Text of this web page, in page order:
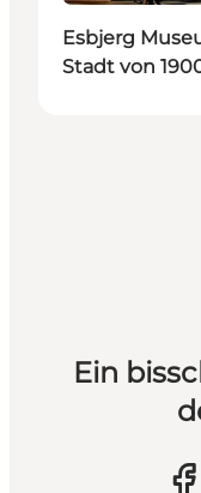
Esbjerg
Stadt von
Ein